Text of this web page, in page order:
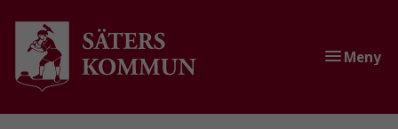
Gå till innehåll
Gå till huvudmeny
Meny